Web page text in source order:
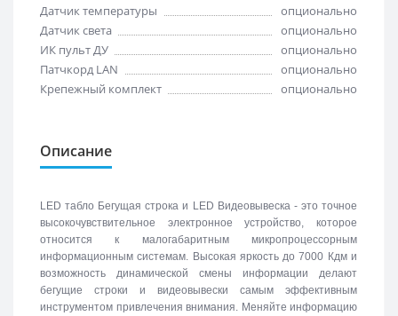
Датчик температуры
опционально
Датчик света
опционально
ИК пульт ДУ
опционально
Патчкорд LAN
опционально
Крепежный комплект
опционально
Описание
LED табло Бегущая строка и LED Видеовывеска - это точное
высокочувствительное электронное устройство, которое
относится к малогабаритным микропроцессорным
информационным системам. Высокая яркость до 7000 Кдм и
возможность динамической смены информации делают
бегущие строки и видеовывески самым эффективным
инструментом привлечения внимания. Меняйте информацию